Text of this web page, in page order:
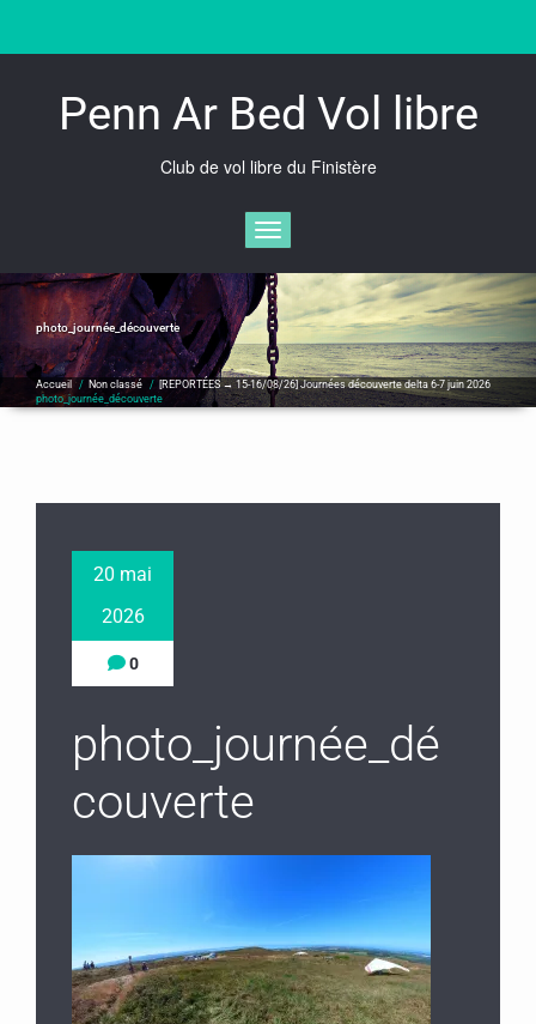
content
Penn Ar Bed Vol libre
Club de vol libre du Finistère
Afficher/masquer la navigation
photo_journée_découverte
Accueil / Non classé / [REPORTÉES → 15-16/08/26] Journées découverte delta 6-7 juin 2026
photo_journée_découverte
20 mai
2026
0
photo_journée_dé
couverte